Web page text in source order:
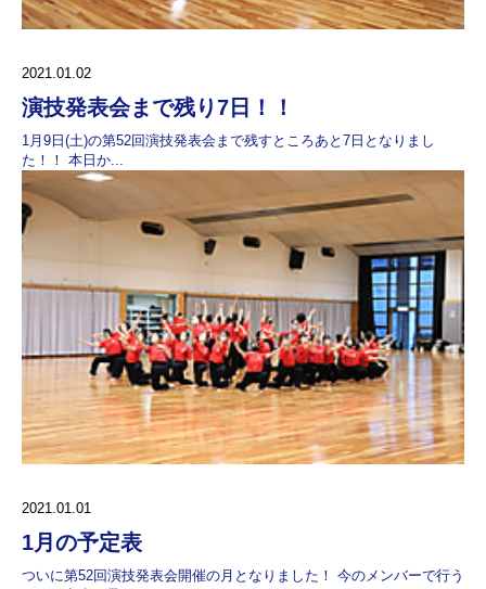
2021.01.02
演技発表会まで残り7日！！
1月9日(土)の第52回演技発表会まで残すところあと7日となりまし
た！！ 本日か...
2021.01.01
1月の予定表
ついに第52回演技発表会開催の月となりました！ 今のメンバーで行う